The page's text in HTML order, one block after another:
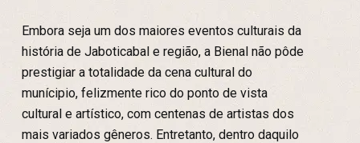
Embora seja um dos maiores eventos culturais da
história de Jaboticabal e região, a Bienal não pôde
prestigiar a totalidade da cena cultural do
munícipio, felizmente rico do ponto de vista
cultural e artístico, com centenas de artistas dos
mais variados gêneros. Entretanto, dentro daquilo